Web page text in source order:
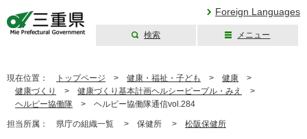
Foreign Languages
検索 メニュー
現在位置： トップページ > 健康・福祉・子ども > 健康 >
健康づくり
> 健康づくり基本計画ヘルシーピープル・みえ
>
ヘルピー協働隊 > ヘルピー協働隊通信vol.284
担当所属： 県庁の組織一覧 > 保健所 > 松阪保健所